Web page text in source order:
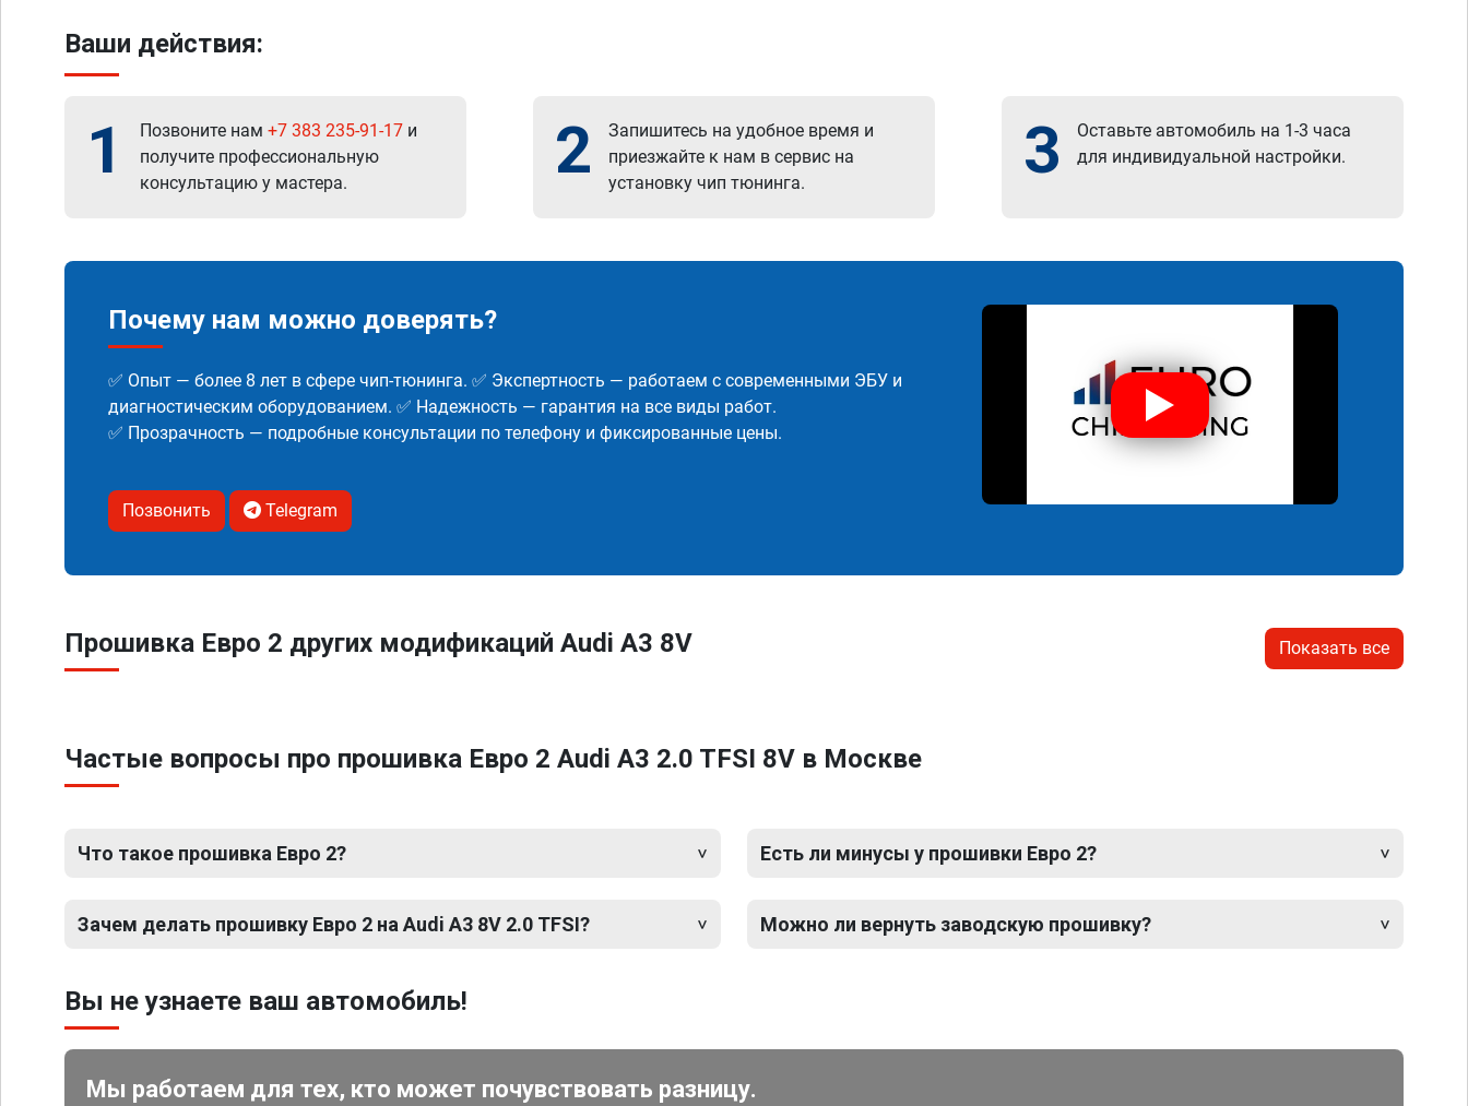
Ваши действия:
1 Позвоните нам +7 383 235-91-17 и
получите профессиональную
консультацию у мастера.
2
Запишитесь на удобное время и
приезжайте к нам в сервис на
установку чип тюнинга.
3
Оставьте автомобиль на 1-3 часа
для индивидуальной настройки.
Почему нам можно доверять?
✅ Опыт — более 8 лет в сфере чип-тюнинга. ✅ Экспертность — работаем с современными ЭБУ и
диагностическим оборудованием. ✅ Надежность — гарантия на все виды работ.
✅ Прозрачность — подробные консультации по телефону и фиксированные цены.
Позвонить Telegram
Прошивка Евро 2 других модификаций Audi A3 8V Показать все
Частые вопросы про прошивка Евро 2 Audi A3 2.0 TFSI 8V в Москве
Что такое прошивка Евро 2?
Зачем делать прошивку Евро 2 на Audi A3 8V 2.0 TFSI?
Есть ли минусы у прошивки Евро 2?
Можно ли вернуть заводскую прошивку?
Вы не узнаете ваш автомобиль!
Мы работаем для тех, кто может почувствовать разницу.